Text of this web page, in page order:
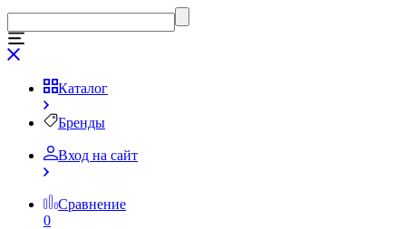
Каталог
Бренды
Вход на сайт
Сравнение
0